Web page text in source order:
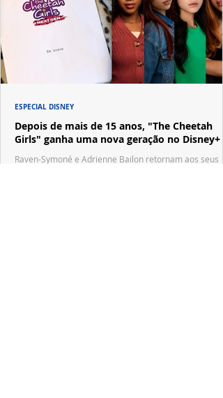
Depois de mais de 15 anos, "The Cheetah
Girls" ganha uma nova geração no Disney+
Raven-Symoné e Adrienne Bailon retornam aos seus
ESPECIAL DISNEY